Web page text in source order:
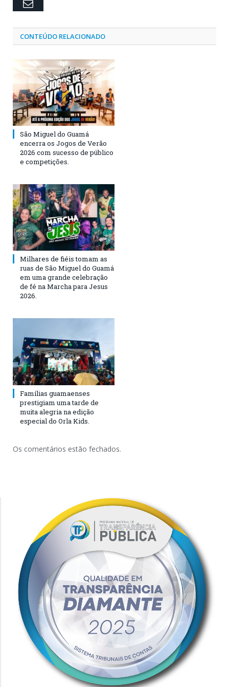
Email
CONTEÚDO RELACIONADO
São Miguel do Guamá
encerra os Jogos de Verão
2026 com sucesso de público
e competições.
Milhares de fiéis tomam as
ruas de São Miguel do Guamá
em uma grande celebração
de fé na Marcha para Jesus
2026.
Famílias guamaenses
prestigiam uma tarde de
muita alegria na edição
especial do Orla Kids.
Os comentários estão fechados.